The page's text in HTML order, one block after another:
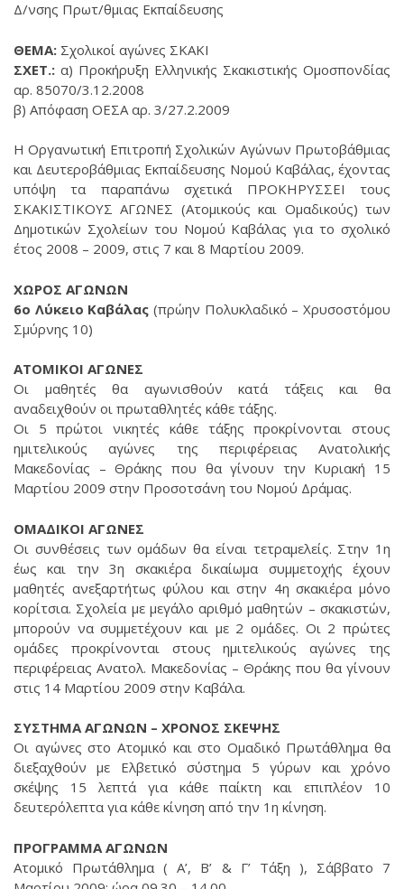
Δ/νσης Πρωτ/θμιας Εκπαίδευσης
ΘΕΜΑ: Σχολικοί αγώνες ΣΚΑΚΙ
ΣΧΕΤ.: α) Προκήρυξη Ελληνικής Σκακιστικής Ομοσπονδίας
αρ. 85070/3.12.2008
β) Aπόφαση ΟΕΣΑ αρ. 3/27.2.2009
Η Οργανωτική Επιτροπή Σχολικών Αγώνων Πρωτοβάθμιας
και Δευτεροβάθμιας Εκπαίδευσης Νομού Καβάλας, έχοντας
υπόψη τα παραπάνω σχετικά ΠΡΟΚΗΡΥΣΣΕΙ τους
ΣΚΑΚΙΣΤΙΚΟΥΣ ΑΓΩΝΕΣ (Ατομικούς και Ομαδικούς) των
Δημοτικών Σχολείων του Νομού Καβάλας για το σχολικό
έτος 2008 – 2009, στις 7 και 8 Μαρτίου 2009.
ΧΩΡΟΣ ΑΓΩΝΩΝ
6ο Λύκειο Καβάλας (πρώην Πολυκλαδικό – Χρυσοστόμου
Σμύρνης 10)
ΑΤΟΜΙΚΟΙ ΑΓΩΝΕΣ
Οι μαθητές θα αγωνισθούν κατά τάξεις και θα
αναδειχθούν οι πρωταθλητές κάθε τάξης.
Οι 5 πρώτοι νικητές κάθε τάξης προκρίνονται στους
ημιτελικούς αγώνες της περιφέρειας Ανατολικής
Μακεδονίας – Θράκης που θα γίνουν την Κυριακή 15
Μαρτίου 2009 στην Προσοτσάνη του Νομού Δράμας.
ΟΜΑΔΙΚΟΙ ΑΓΩΝΕΣ
Οι συνθέσεις των ομάδων θα είναι τετραμελείς. Στην 1η
έως και την 3η σκακιέρα δικαίωμα συμμετοχής έχουν
μαθητές ανεξαρτήτως φύλου και στην 4η σκακιέρα μόνο
κορίτσια. Σχολεία με μεγάλο αριθμό μαθητών – σκακιστών,
μπορούν να συμμετέχουν και με 2 ομάδες. Οι 2 πρώτες
ομάδες προκρίνονται στους ημιτελικούς αγώνες της
περιφέρειας Ανατολ. Μακεδονίας – Θράκης που θα γίνουν
στις 14 Μαρτίου 2009 στην Καβάλα.
ΣΥΣΤΗΜΑ ΑΓΩΝΩΝ – ΧΡΟΝΟΣ ΣΚΕΨΗΣ
Οι αγώνες στο Ατομικό και στο Ομαδικό Πρωτάθλημα θα
διεξαχθούν με Ελβετικό σύστημα 5 γύρων και χρόνο
σκέψης 15 λεπτά για κάθε παίκτη και επιπλέον 10
δευτερόλεπτα για κάθε κίνηση από την 1η κίνηση.
ΠΡΟΓΡΑΜΜΑ ΑΓΩΝΩΝ
Ατομικό Πρωτάθλημα ( Α’, Β’ & Γ’ Τάξη ), Σάββατο 7